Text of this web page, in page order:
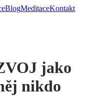
BlogMeditaceKontakt
jako
nikdo